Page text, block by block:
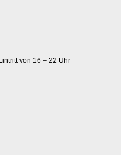
von 16 – 22 Uhr